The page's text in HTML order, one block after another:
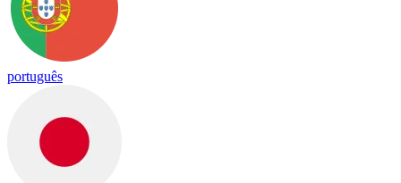
português